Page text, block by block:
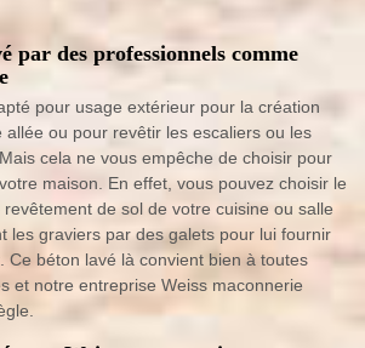
par des professionnels comme
pour usage extérieur pour la création
ou pour revêtir les escaliers ou les
cela ne vous empêche de choisir pour
maison. En effet, vous pouvez choisir le
de sol de votre cuisine ou salle
les graviers par des galets pour lui fournir
Ce béton lavé là convient bien à toutes
et notre entreprise Weiss maconnerie